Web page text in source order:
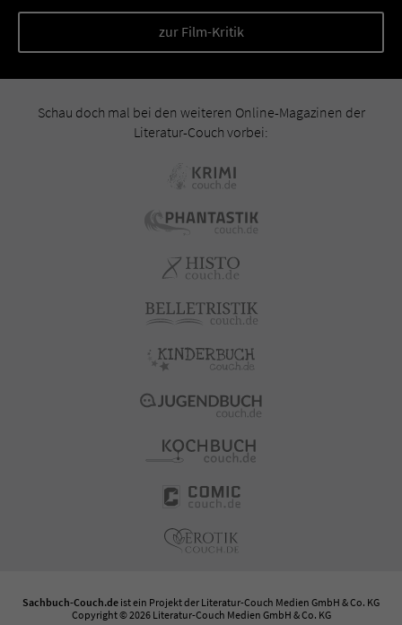
zur Film-Kritik
Schau doch mal bei den weiteren Online-Magazinen der
Literatur-Couch vorbei:
Sachbuch-Couch.de ist ein Projekt der Literatur-Couch Medien GmbH & Co. KG
Copyright © 2026 Literatur-Couch Medien GmbH & Co. KG